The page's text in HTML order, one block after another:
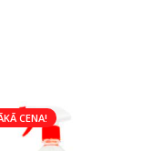
CENA!